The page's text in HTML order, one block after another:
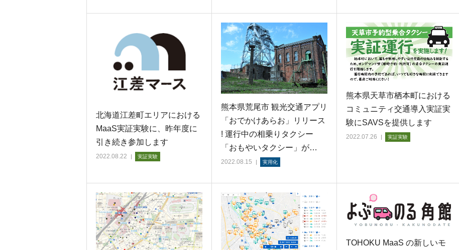
北海道江差町エリアにおける
MaaS実証実験に、昨年度に
引き続き参加します
2022.08.22 実証実験
熊本県荒尾市 観光交通アプリ
「おでかけあらお」リリース
! 運行中の相乗りタクシー
「おもやいタクシー」が…
2022.08.15 実用化
熊本県天草市栖本町における
コミュニティ交通導入実証実
験にSAVSを提供します
2022.07.26 実証実験
TOHOKU MaaS の新しいモ